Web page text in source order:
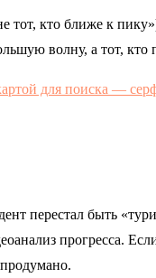
кто ближе к
волну, а тот, кто
перестал быть
прогресса.